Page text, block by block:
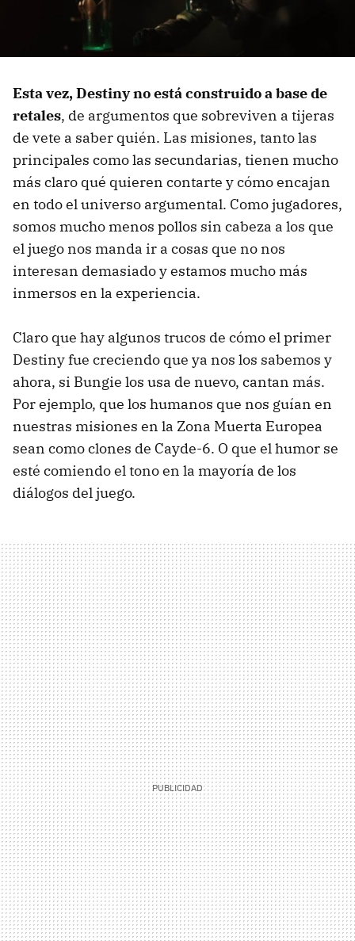
Esta vez, Destiny no está construido a base de
retales, de argumentos que sobreviven a tijeras
de vete a saber quién. Las misiones, tanto las
principales como las secundarias, tienen mucho
más claro qué quieren contarte y cómo encajan
en todo el universo argumental. Como jugadores,
somos mucho menos pollos sin cabeza a los que
el juego nos manda ir a cosas que no nos
interesan demasiado y estamos mucho más
inmersos en la experiencia.
Claro que hay algunos trucos de cómo el primer
Destiny fue creciendo que ya nos los sabemos y
ahora, si Bungie los usa de nuevo, cantan más.
Por ejemplo, que los humanos que nos guían en
nuestras misiones en la Zona Muerta Europea
sean como clones de Cayde-6. O que el humor se
esté comiendo el tono en la mayoría de los
diálogos del juego.